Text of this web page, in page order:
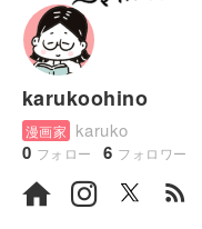
karukoohino
漫画家 karuko
0 フォロー 6 フォロワー
rss_feed